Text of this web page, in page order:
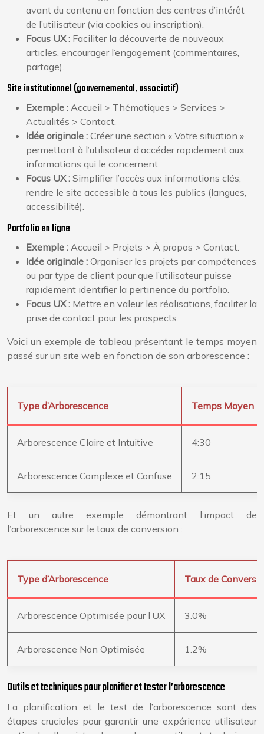
avant du contenu en fonction des centres d’intérêt
de l’utilisateur (via cookies ou inscription).
Focus UX : Faciliter la découverte de nouveaux
articles, encourager l’engagement (commentaires,
partage).
Site institutionnel (gouvernemental, associatif)
Exemple : Accueil > Thématiques > Services >
Actualités > Contact.
Idée originale : Créer une section « Votre situation »
permettant à l’utilisateur d’accéder rapidement aux
informations qui le concernent.
Focus UX : Simplifier l’accès aux informations clés,
rendre le site accessible à tous les publics (langues,
accessibilité).
Portfolio en ligne
Exemple : Accueil > Projets > À propos > Contact.
Idée originale : Organiser les projets par compétences
ou par type de client pour que l’utilisateur puisse
rapidement identifier la pertinence du portfolio.
Focus UX : Mettre en valeur les réalisations, faciliter la
prise de contact pour les prospects.
Voici un exemple de tableau présentant le temps moyen
passé sur un site web en fonction de son arborescence :
Type d’Arborescence Temps Moyen
Arborescence Claire et Intuitive 4:30
Arborescence Complexe et Confuse 2:15
Et un autre exemple démontrant l’impact de
l’arborescence sur le taux de conversion :
Type d’Arborescence Taux de
Arborescence Optimisée pour l’UX 3.0%
Arborescence Non Optimisée 1.2%
Outils et techniques pour planifier et tester l’arborescence
La planification et le test de l’arborescence sont des
étapes cruciales pour garantir une expérience utilisateur